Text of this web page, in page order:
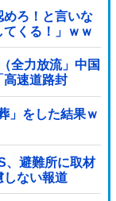
めろ！と言いな
くる！」ｗｗ
全力放流」中国
高速道路封
（土砂崩れ発
」をした結果ｗ
、避難所に取材
しない報道